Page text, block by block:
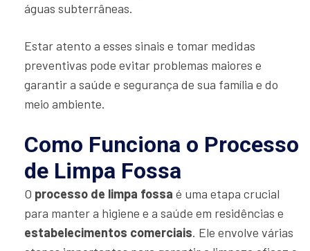
águas subterrâneas.
Estar atento a esses sinais e tomar medidas
preventivas pode evitar problemas maiores e
garantir a saúde e segurança de sua família e do
meio ambiente.
Como Funciona o Processo
de Limpa Fossa
O processo de limpa fossa é uma etapa crucial
para manter a higiene e a saúde em residências e
estabelecimentos comerciais. Ele envolve várias